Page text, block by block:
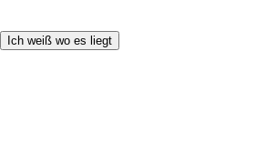
Ich weiß wo es liegt